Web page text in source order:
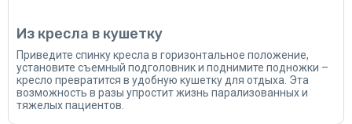
Из кресла в кушетку
Приведите спинку кресла в горизонтальное положение,
установите съемный подголовник и поднимите подножки –
кресло превратится в удобную кушетку для отдыха. Эта
возможность в разы упростит жизнь парализованных и
тяжелых пациентов.